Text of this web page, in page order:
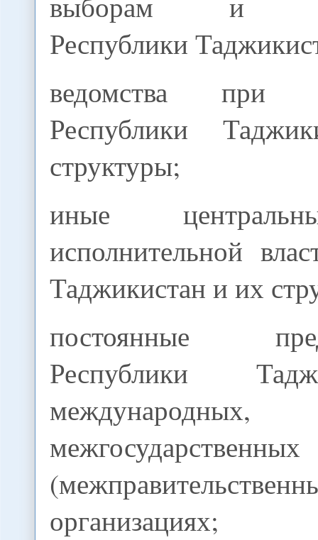
Республики
ведомства при
Республики
структуры;
иные
исполнительной
Таджикистан и их
постоянные
Республики
международных,
межгосударственных
организациях;